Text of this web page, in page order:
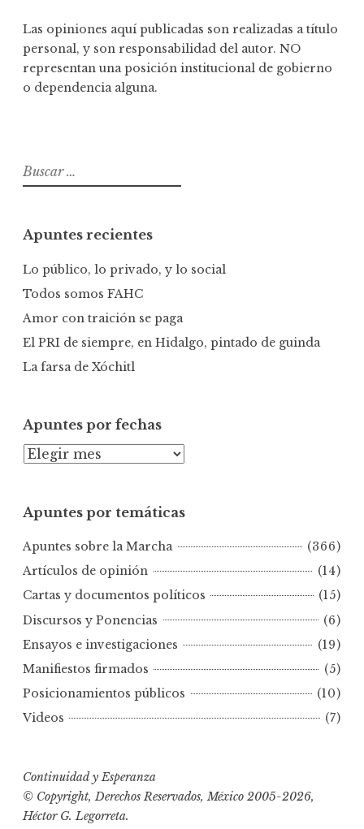
Las opiniones aquí publicadas son realizadas a título
personal, y son responsabilidad del autor. NO
representan una posición institucional de gobierno
o dependencia alguna.
B
u
r
Apuntes recientes
Lo público, lo privado, y lo social
Todos somos FAHC
Amor con traición se paga
El PRI de siempre, en Hidalgo, pintado de guinda
La farsa de Xóchitl
Apuntes por fechas
A
n
e
s
p
r
f
e
c
a
Apuntes por temáticas
Apuntes sobre la Marcha
(366)
Artículos de opinión
(14)
Cartas y documentos políticos
(15)
Discursos y Ponencias
(6)
Ensayos e investigaciones
(19)
Manifiestos firmados
(5)
Posicionamientos públicos
(10)
Videos
(7)
Continuidad y Esperanza
© Copyright, Derechos Reservados, México 2005-2026,
Héctor G. Legorreta.